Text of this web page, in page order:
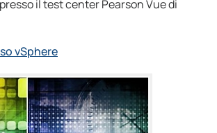
il test center Pearson Vue di
vSphere